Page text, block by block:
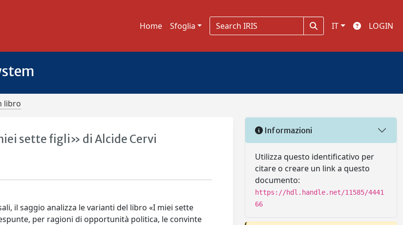
Home Sfoglia IT LOGIN
libro
sette figli» di Alcide Cervi
il saggio analizza le varianti del libro «I miei sette
per ragioni di opportunità politica, le convinte
Informazioni
Utilizza questo identificativo per
citare o creare un link a questo
documento:
https://hdl.handle.net/11585/4441
66